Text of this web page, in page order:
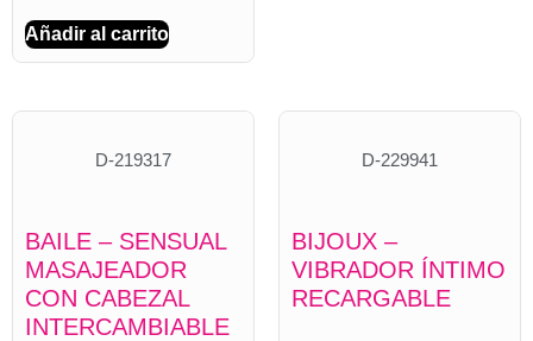
Añadir al carrito
D-219317
BAILE – SENSUAL
MASAJEADOR
CON CABEZAL
INTERCAMBIABLE
D-229941
BIJOUX –
VIBRADOR ÍNTIMO
RECARGABLE